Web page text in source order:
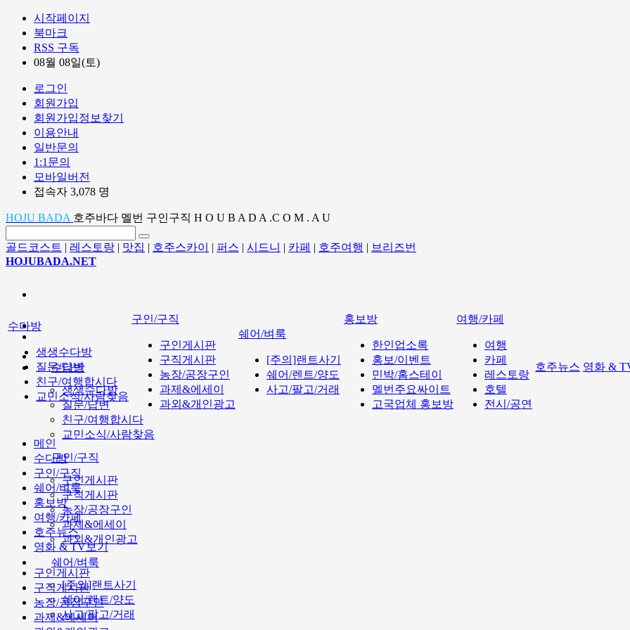
시작페이지
북마크
RSS 구독
08월 08일(토)
로그인
회원가입
회원가입정보찾기
이용안내
일반문의
1:1문의
모바일버전
접속자 3,078 명
HOJU BADA 호주바다 멜번 구인구직 H O U B A D A .C O M . A U
골드코스트 | 레스토랑 | 맛집 | 호주스카이 | 퍼스 | 시드니 | 카페 | 호주여행 | 브리즈번
HOJUBADA.NET
수다방
생생수다방
질문/답변
친구/여행합시다
교민소식/사람찾음
구인/구직
구인게시판
구직게시판
농장/공장구인
과제&에세이
과외&개인광고
쉐어/벼룩
[주의]랜트사기
쉐어/렌트/양도
사고/팔고/거래
수다방
생생수다방
질문/답변
친구/여행합시다
교민소식/사람찾음
구인/구직
구인게시판
구직게시판
농장/공장구인
과제&에세이
과외&개인광고
쉐어/벼룩
[주의]랜트사기
쉐어/렌트/양도
사고/팔고/거래
홍보방
한인업소록
홍보/이벤트
민박/홈스테이
멜번주요싸이트
고국업체 홍보방
여행/카페
여행
카페
레스토랑
호텔
전시/공연
호주뉴스 영화 &
메인
수다방
구인/구직
쉐어/벼룩
홍보방
여행/카페
호주뉴스
영화 & TV보기
구인게시판
구직게시판
농장/공장구인
과제&에세이